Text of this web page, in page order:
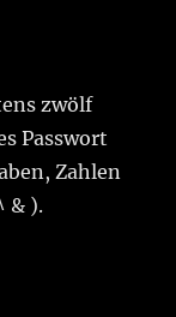
zwölf
Passwort
Zahlen
& ).